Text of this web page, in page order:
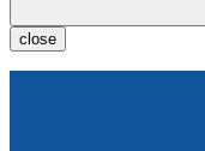
close